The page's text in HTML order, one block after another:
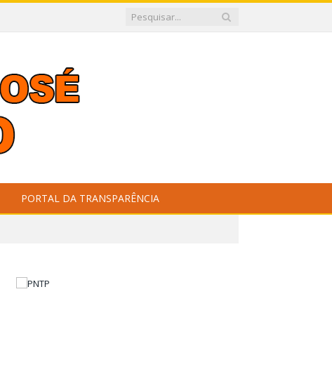
PORTAL DA TRANSPARÊNCIA